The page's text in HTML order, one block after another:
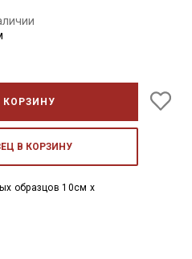
В КОРЗИНУ
образцов 10см x